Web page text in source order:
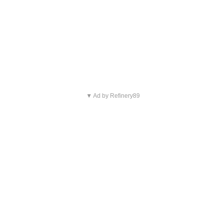
▼ Ad by Refinery89